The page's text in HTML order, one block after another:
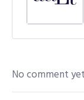
No comment